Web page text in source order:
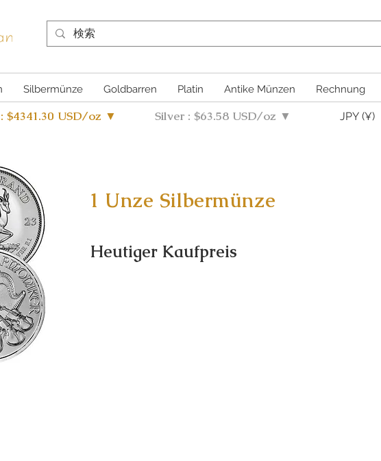
Silbermünze Goldbarren Platin Antike Münzen Rechnung
$4341.30 USD/oz ▼ Silver : $63.58 USD/oz ▼ JPY (¥)
1 Unze Silbermünze
Heutiger Kaufpreis